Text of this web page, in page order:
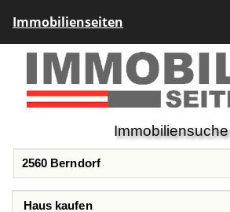
Immobilienseiten
Immobiliensuche